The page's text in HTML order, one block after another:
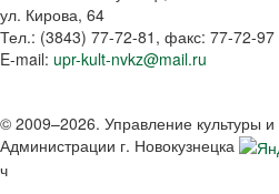
ул. Кирова, 64
Тел.: (3843) 77-72-81 , факс: 77-72-97
E-mail: upr-kult-nvkz@mail.ru
© 2009–2026. Управление культуры
Администрации г. Новокузнецка
ч